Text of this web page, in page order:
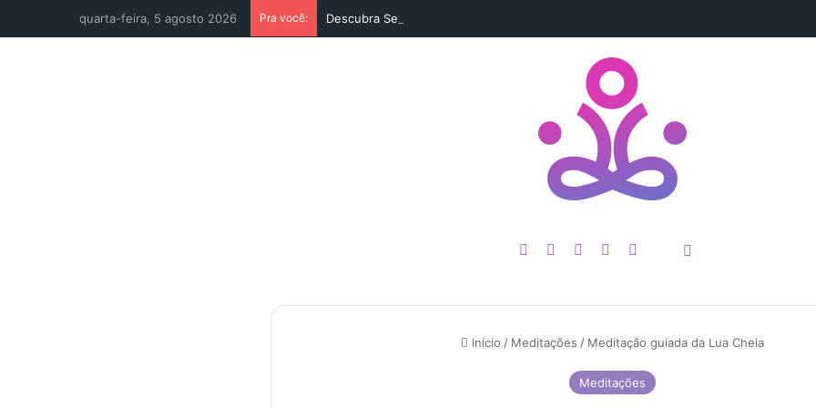
quarta-feira, 5 agosto 2026 Pra você: Descubra Seu Verdadeiro Propósito de Vida Antes Que Seja Tarde
YouTubeInstagram
SpotifyWhatsApp
Patreon
Início / Meditações / Meditação guiada da Lua Cheia
Meditações